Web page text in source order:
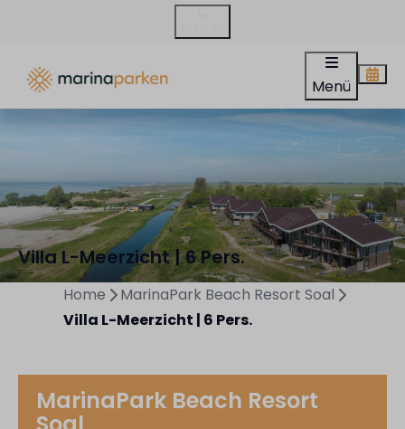
Menü
Villa L-Meerzicht | 6 Pers.
Home
MarinaPark Beach Resort Soal
Villa L-Meerzicht | 6 Pers.
MarinaPark Beach Resort